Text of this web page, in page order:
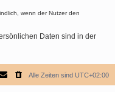
wenn der Nutzer den
Daten sind in der
Alle Zeiten sind UTC+02:00